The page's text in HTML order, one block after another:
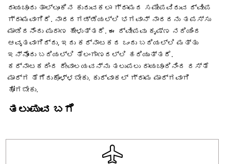
ರಾಯಚೂರು ತಾಲ್ಲೂಕಿನ ಕುರುವಕಲಾ ಗ್ರಾಮದ ಸಮೀಪವಿರುವ ದ್ವೀಪ
ಗ್ರಾಮವಾಗಿದೆ. ನಾರದಗಡ್ಡೆಯಲ್ಲಿ ಭಗವಾನ್ ನಾರದನು ತಪಸ್ಸು
ಮಾಡಿದನೆಂದು ಪುರಾಣ ಹೇಳುತ್ತದೆ. ಈ ದ್ವೀಪವು ಕೃಷ್ಣ ನದಿಯಿಂದ
ಆವೃತವಾಗಿದ್ದು, ಇದು ಕರ್ನಾಟಕದ ಒಂದು ಬದಿಯಲ್ಲಿ ಮತ್ತು
ಇನ್ನೊಂದು ಬದಿಯಲ್ಲಿ ತೆಲಂಗಾಣದಲ್ಲಿ ಹರಿಯುತ್ತದೆ.
ಕರ್ನಾಟಕದಿಂದ ದೇವಾಲಯವನ್ನು ತಲುಪಲು ರಾಯಚೂರಿನಿಂದ ರಸ್ತೆ
ಮಾರ್ಗ ತೆಗೆದುಕೊಳ್ಳಬೇಕು. ಕುರ್ವಾಕಲ್ ಗ್ರಾಮ ಮಾರ್ಗವಾಗಿ
ಹೋಗಬೇಕು.
ತಲುಪುವ ಬಗೆ